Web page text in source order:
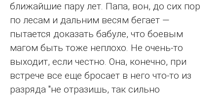
ближайшие пару лет. Папа, вон, до сих пор
по лесам и дальним весям бегает —
пытается доказать бабуле, что боевым
магом быть тоже неплохо. Не очень-то
выходит, если честно. Она, конечно, при
встрече все еще бросает в него что-то из
разряда "не отразишь, так сильно